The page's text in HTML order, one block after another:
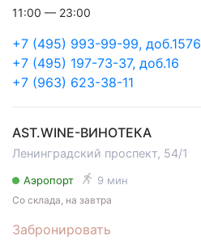
+7 (495) 993-99-99, доб.1576
+7 (495) 197-73-37, доб.16
+7 (963) 623-38-11
11:00 — 23:00
AST.WINE-ВИНОТЕКА
Ленинградский проспект, 54/1
Аэропорт 9 мин
Забронировать
Со склада, на завтра